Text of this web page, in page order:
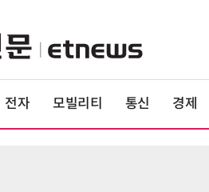
전자 모빌리티 통신 경제